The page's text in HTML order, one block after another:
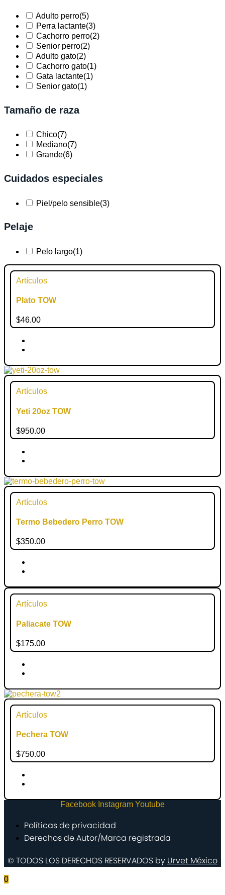
Adulto perro(5)
Perra lactante(3)
Cachorro perro(2)
Senior perro(2)
Adulto gato(2)
Cachorro gato(1)
Gata lactante(1)
Senior gato(1)
Tamaño de raza
Chico(7)
Mediano(7)
Grande(6)
Cuidados especiales
Piel/pelo sensible(3)
Pelaje
Pelo largo(1)
Artículos
Plato TOW
$46.00
Artículos
Yeti 20oz TOW
$950.00
Artículos
Termo Bebedero Perro TOW
$350.00
Artículos
Paliacate TOW
$175.00
Artículos
Pechera TOW
$750.00
Facebook Instagram Youtube
Políticas de privacidad
Derechos de Autor/Marca registrada
© TODOS LOS DERECHOS RESERVADOS by Urvet México
0